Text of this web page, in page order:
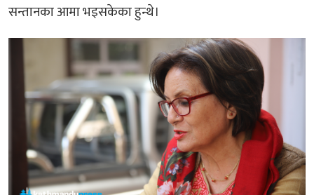
सन्तानका आमा भइसकेका हुन्थे।